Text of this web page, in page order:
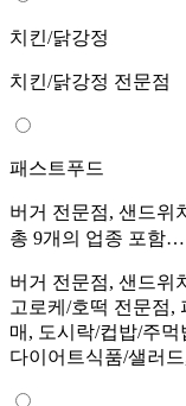
치킨/닭강정
치킨/닭강정 전문점
패스트푸드
버거 전문점, 샌드위
총 9개의 업종 포함…
버거 전문점, 샌드위
고로케/호떡 전문점,
매, 도시락/컵밥/주
다이어트식품/샐러